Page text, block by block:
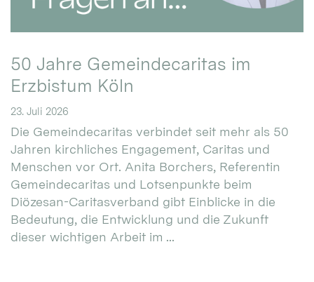
50 Jahre Gemeindecaritas im
Erzbistum Köln
23. Juli 2026
Die Gemeindecaritas verbindet seit mehr als 50
Jahren kirchliches Engagement, Caritas und
Menschen vor Ort. Anita Borchers, Referentin
Gemeindecaritas und Lotsenpunkte beim
Diözesan-Caritasverband gibt Einblicke in die
Bedeutung, die Entwicklung und die Zukunft
dieser wichtigen Arbeit im ...